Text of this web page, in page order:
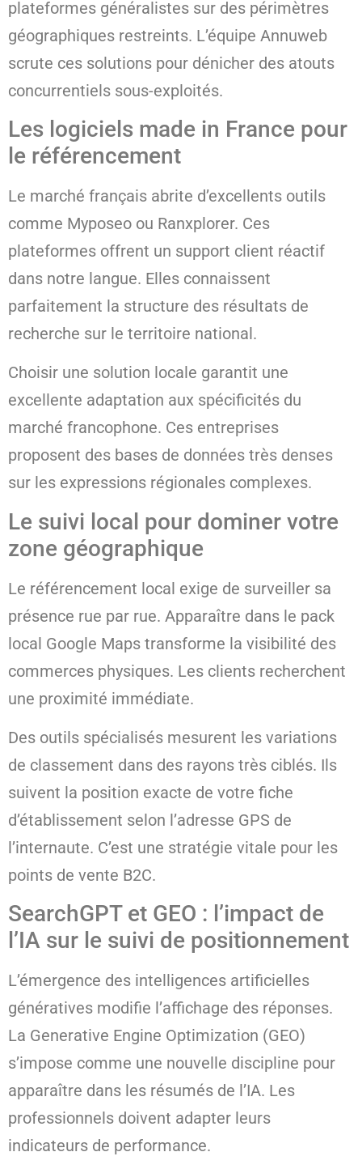
plateformes généralistes sur des périmètres
géographiques restreints. L’équipe Annuweb
scrute ces solutions pour dénicher des atouts
concurrentiels sous-exploités.
Les logiciels made in France pour
le référencement
Le marché français abrite d’excellents outils
comme Myposeo ou Ranxplorer. Ces
plateformes offrent un support client réactif
dans notre langue. Elles connaissent
parfaitement la structure des résultats de
recherche sur le territoire national.
Choisir une solution locale garantit une
excellente adaptation aux spécificités du
marché francophone. Ces entreprises
proposent des bases de données très denses
sur les expressions régionales complexes.
Le suivi local pour dominer votre
zone géographique
Le référencement local exige de surveiller sa
présence rue par rue. Apparaître dans le pack
local Google Maps transforme la visibilité des
commerces physiques. Les clients recherchent
une proximité immédiate.
Des outils spécialisés mesurent les variations
de classement dans des rayons très ciblés. Ils
suivent la position exacte de votre fiche
d’établissement selon l’adresse GPS de
l’internaute. C’est une stratégie vitale pour les
points de vente B2C.
SearchGPT et GEO : l’impact de
l’IA sur le suivi de positionnement
L’émergence des intelligences artificielles
génératives modifie l’affichage des réponses.
La Generative Engine Optimization (GEO)
s’impose comme une nouvelle discipline pour
apparaître dans les résumés de l’IA. Les
professionnels doivent adapter leurs
indicateurs de performance.